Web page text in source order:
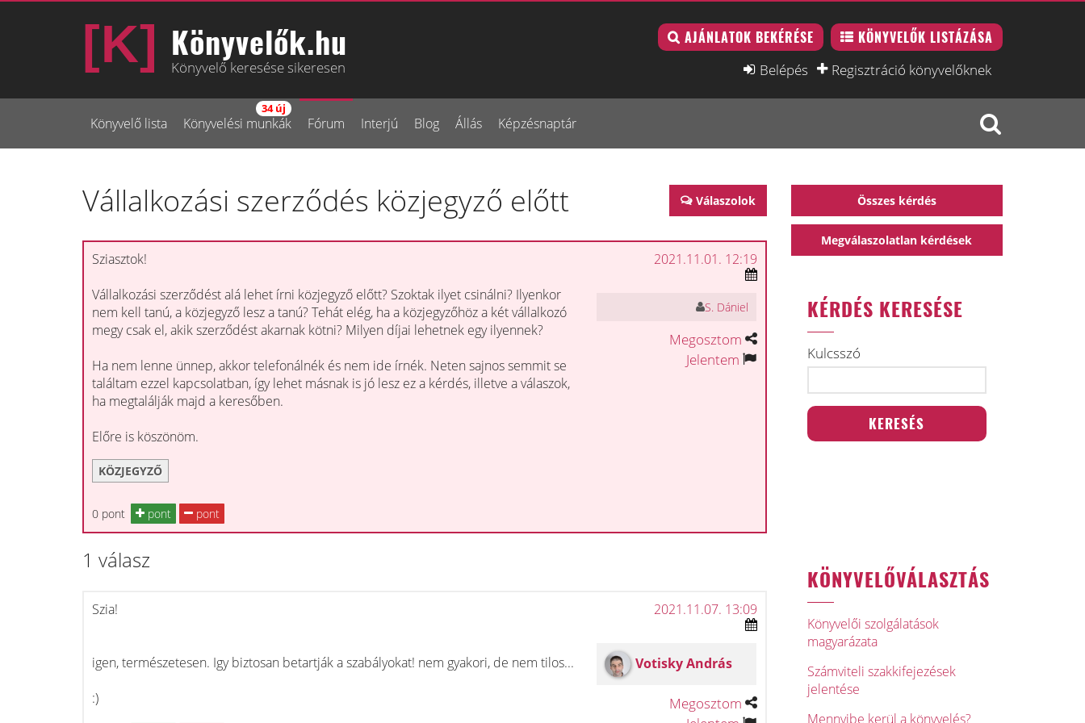
Könyvelők.hu
Könyvelő keresése sikeresen
AJÁNLATOK BEKÉRÉSE KÖNYVELŐK LISTÁZÁSA
Belépés Regisztráció könyvelőknek
Könyvelő lista Könyvelési munkák
34 új
Fórum Interjú Blog Állás Képzésnaptár
Válaszolok
Vállalkozási szerződés közjegyző előtt
Sziasztok!
Vállalkozási szerződést alá lehet írni közjegyző előtt? Szoktak ilyet csinálni? Ilyenkor
nem kell tanú, a közjegyző lesz a tanú? Tehát elég, ha a közjegyzőhöz a két vállalkozó
megy csak el, akik szerződést akarnak kötni? Milyen díjai lehetnek egy ilyennek?
Ha nem lenne ünnep, akkor telefonálnék és nem ide írnék. Neten sajnos semmit se
találtam ezzel kapcsolatban, így lehet másnak is jó lesz ez a kérdés, illetve a válaszok,
ha megtalálják majd a keresőben.
Előre is köszönöm.
KÖZJEGYZŐ
0 pont pont pont
2021.11.01. 12:19
S. Dániel
Megosztom
Jelentem
1 válasz
Szia!
igen, természetesen. Igy biztosan betartják a szabályokat! nem gyakori, de nem tilos...
:)
2021.11.07. 13:09
Votisky András
Megosztom
Összes kérdés
Megválaszolatlan kérdések
KÉRDÉS KERESÉSE
Kulcsszó
KÖNYVELŐVÁLASZTÁS
Könyvelői szolgálatások
magyarázata
Számviteli szakkifejezések
jelentése
Mennyibe kerül a könyvelés?